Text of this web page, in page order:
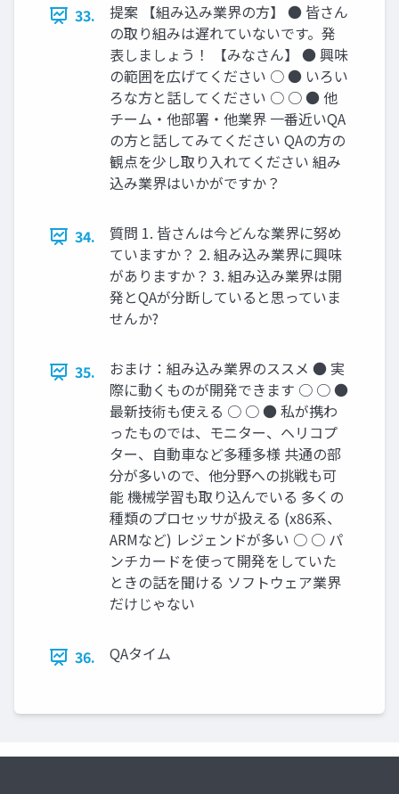
33.
提案 【組み込み業界の方】 ● 皆さん
の取り組みは遅れていないです。発
表しましょう！ 【みなさん】 ● 興味
の範囲を広げてください ○ ● いろい
ろな方と話してください ○ ○ ● 他
チーム・他部署・他業界 一番近いQA
の方と話してみてください QAの方の
観点を少し取り入れてください 組み
込み業界はいかがですか？
34.
質問 1. 皆さんは今どんな業界に努め
ていますか？ 2. 組み込み業界に興味
がありますか？ 3. 組み込み業界は開
発とQAが分断していると思っていま
せんか?
35.
おまけ：組み込み業界のススメ ● 実
際に動くものが開発できます ○ ○ ●
最新技術も使える ○ ○ ● 私が携わ
ったものでは、モニター、ヘリコプ
ター、自動車など多種多様 共通の部
分が多いので、他分野への挑戦も可
能 機械学習も取り込んでいる 多くの
種類のプロセッサが扱える (x86系、
ARMなど) レジェンドが多い ○ ○ パ
ンチカードを使って開発をしていた
ときの話を聞ける ソフトウェア業界
だけじゃない
36. QAタイム